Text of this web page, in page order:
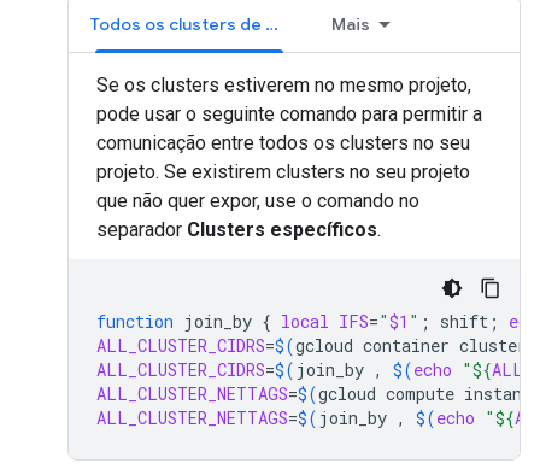
Todos os clusters de projetos Mais
Se os clusters estiverem no mesmo projeto,
pode usar o seguinte comando para permitir a
comunicação entre todos os clusters no seu
projeto. Se existirem clusters no seu projeto
que não quer expor, use o comando no
separador Clusters específicos.
function join_by { local IFS="$1 " ; shift ;
ALL_CLUSTER_CIDRS=$(gcloud container clusters
ALL_CLUSTER_CIDRS=$( join_by , $(echo "${
ALL_CLUSTER_NETTAGS=$(gcloud compute
ALL_CLUSTER_NETTAGS=$( join_by , $(echo "${